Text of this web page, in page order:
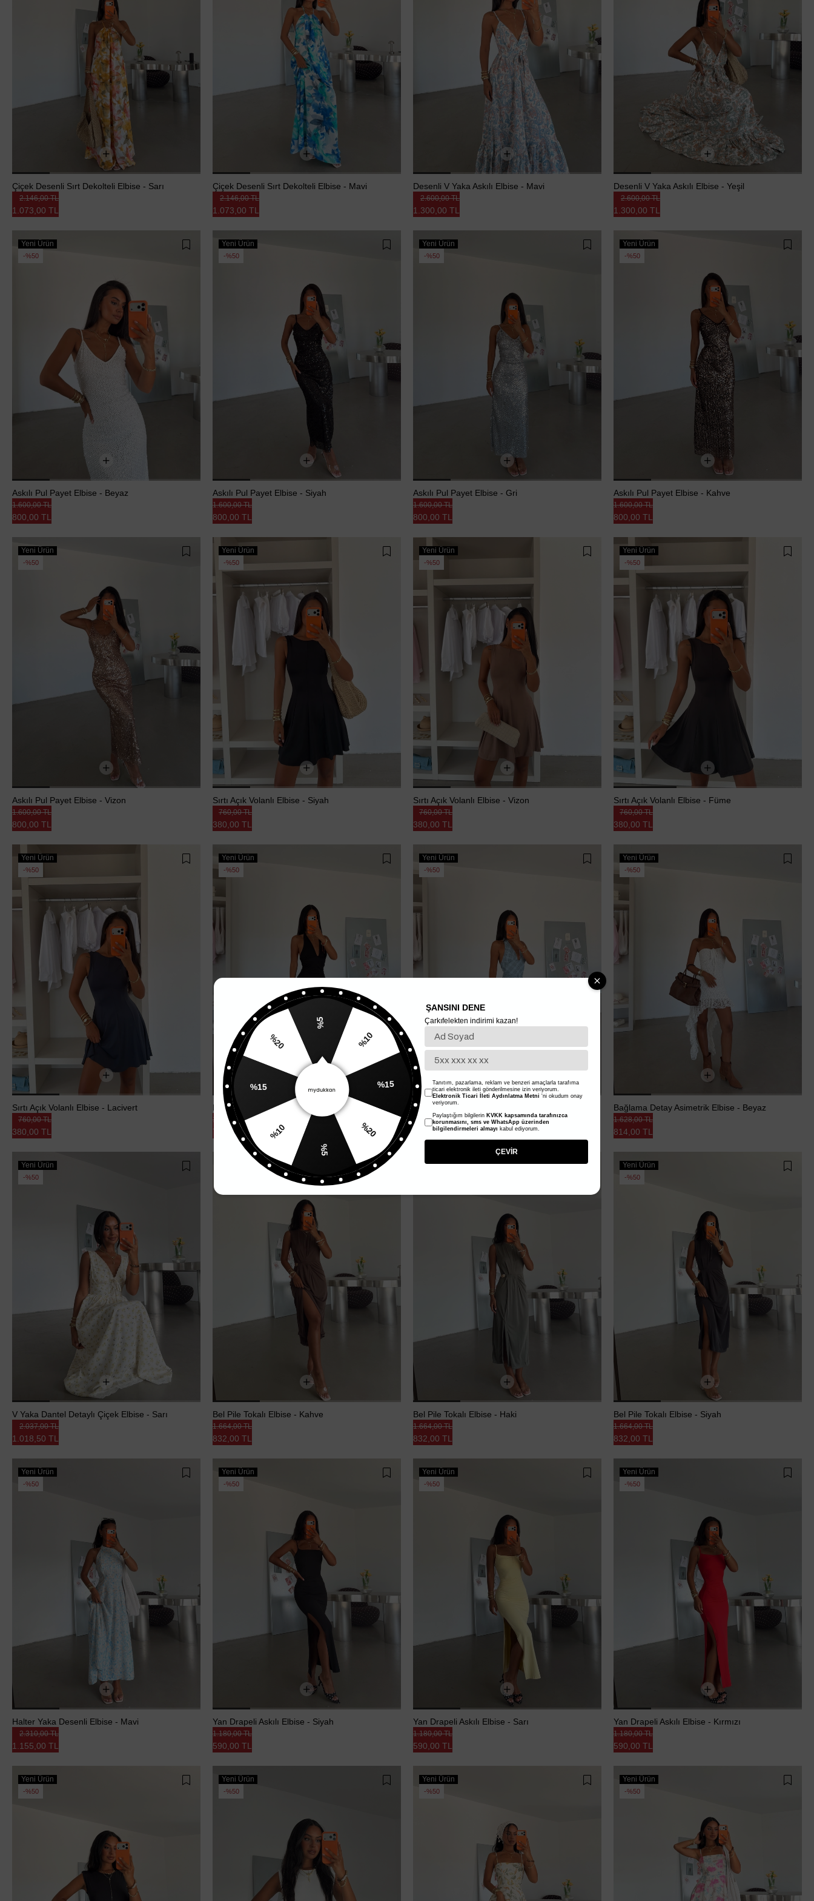
Çiçek Desenli Sırt Dekolteli Elbise - Sarı
1.073,00 TL
2.146,00 TL
Çiçek Desenli Sırt Dekolteli Elbise - Mavi
1.073,00 TL
2.146,00 TL
Desenli V Yaka Askılı Elbise - Mavi
1.300,00 TL
2.600,00 TL
Desenli V Yaka Askılı Elbise - Yeşil
1.300,00 TL
2.600,00 TL
Yeni Ürün
%50
Askılı Pul Payet Elbise - Beyaz
800,00 TL
1.600,00 TL
Yeni Ürün
%50
Askılı Pul Payet Elbise - Siyah
800,00 TL
1.600,00 TL
Yeni Ürün
%50
Askılı Pul Payet Elbise - Gri
800,00 TL
1.600,00 TL
Yeni Ürün
%50
Askılı Pul Payet Elbise - Kahve
800,00 TL
1.600,00 TL
Yeni Ürün
%50
Askılı Pul Payet Elbise - Vizon
800,00 TL
1.600,00 TL
Yeni Ürün
%50
Sırtı Açık Volanlı Elbise - Siyah
380,00 TL
760,00 TL
Yeni Ürün
%50
Sırtı Açık Volanlı Elbise - Vizon
380,00 TL
760,00 TL
Yeni Ürün
%50
Sırtı Açık Volanlı Elbise - Füme
380,00 TL
760,00 TL
Yeni Ürün
%50
Sırtı Açık Volanlı Elbise - Lacivert
380,00 TL
760,00 TL
Yeni Ürün
%50
Drape Detaylı Boyundan Bağlamalı Elbise - Siyah
705,00 TL
1.410,00 TL
Yeni Ürün
%50
Drape Detaylı Boyundan Bağlamalı Elbise - Mavi
705,00 TL
1.410,00 TL
Yeni Ürün
%50
Bağlama Detay Asimetrik Elbise - Beyaz
814,00 TL
1.628,00 TL
Yeni Ürün
%50
V Yaka Dantel Detaylı Çiçek Elbise - Sarı
1.018,50 TL
2.037,00 TL
Bel Pile Tokalı Elbise - Kahve
832,00 TL
1.664,00 TL
Yeni Ürün
Bel Pile Tokalı Elbise - Haki
832,00 TL
1.664,00 TL
Yeni Ürün
%50
Bel Pile Tokalı Elbise - Siyah
832,00 TL
1.664,00 TL
Yeni Ürün
%50
Halter Yaka Desenli Elbise - Mavi
1.155,00 TL
2.310,00 TL
Yeni Ürün
%50
Yan Drapeli Askılı Elbise - Siyah
590,00 TL
1.180,00 TL
Yeni Ürün
%50
Yan Drapeli Askılı Elbise - Sarı
590,00 TL
1.180,00 TL
Yeni Ürün
%50
Yan Drapeli Askılı Elbise - Kırmızı
590,00 TL
1.180,00 TL
Yeni Ürün
%50
Yeni Ürün
%50
Yeni Ürün
%50
Yeni Ürün
%50
%5
%10
%15
%20
%5
%10
%20
ŞANSINI DENE
Çarkıfelekten indirimi kazan!
Tanıtım, pazarlama, reklam ve benzeri amaçlarla tarafıma
ticari elektronik ileti gönderilmesine izin veriyorum.
Elektronik Ticari İleti Aydınlatma Metni 'ni okudum onay
veriyorum.
Paylaştığım bilgilerin KVKK kapsamında tarafınızca
korunmasını, sms ve WhatsApp üzerinden
bilgilendirmeleri almayı kabul ediyorum.
ÇEVİR